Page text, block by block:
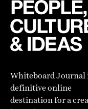
Whiteboard Journal
definitive online
destination for a